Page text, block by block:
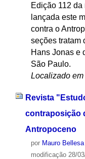
Edição 112
lançada este
contra o
seções tratam
Hans Jonas e
São Paulo.
Localizado em
Revista
contraposição
Antropoceno
por Mauro Bellesa
modificação28/